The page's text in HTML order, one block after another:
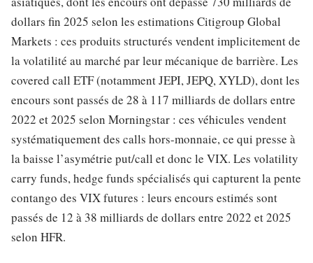
dollars fin 2025 selon les estimations Citigroup Global
Markets : ces produits structurés vendent implicitement de
la volatilité au marché par leur mécanique de barrière. Les
covered call ETF (notamment JEPI, JEPQ, XYLD), dont les
encours sont passés de 28 à 117 milliards de dollars entre
2022 et 2025 selon Morningstar : ces véhicules vendent
systématiquement des calls hors-monnaie, ce qui presse à
la baisse l’asymétrie put/call et donc le VIX. Les volatility
carry funds, hedge funds spécialisés qui capturent la pente
contango des VIX futures : leurs encours estimés sont
passés de 12 à 38 milliards de dollars entre 2022 et 2025
selon HFR.